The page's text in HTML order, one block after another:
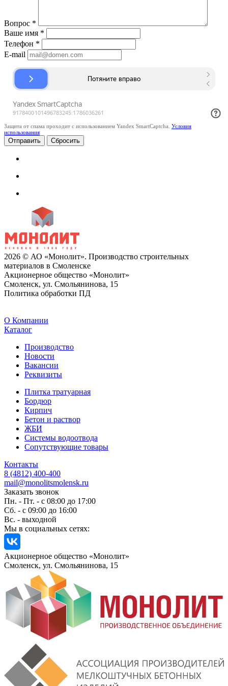
Вопрос *
Ваше имя *
Телефон *
E-mail
Защита от спама проходит с использованием Yandex SmartCaptcha. Условия
использования
Сбросить
2026 © АО «Монолит». Производство строительных
материалов в Смоленске
Акционерное общество «Монолит»
Смоленск, ул. Смольянинова, 15
Политика обработки ПД
O Компании
Каталог
Производство
Новости
Вакансии
Реквизиты
Плитка тратуарная
Бордюр
Кирпич
Бетон и раствор
ЖБИ
Системы водоотвода
Сопутствующие товары
Контакты
8 (4812) 400-400
mail@monolitsmolensk.ru
Заказать звонок
Пн. - Пт. - с 08:00 до 17:00
Сб. - с 09:00 до 16:00
Вс. - выходной
Мы в социальных сетях:
Акционерное общество «Монолит»
Смоленск, ул. Смольянинова, 15